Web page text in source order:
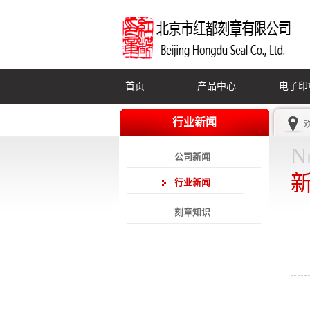
首页 产品中心 电子印
行业新闻
公司新闻
行业新闻
刻章知识